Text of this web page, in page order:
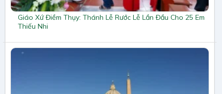
Giáo Xứ Điềm Thụy: Thánh Lễ Rước Lễ Lần Đầu Cho 25 Em
Thiếu Nhi